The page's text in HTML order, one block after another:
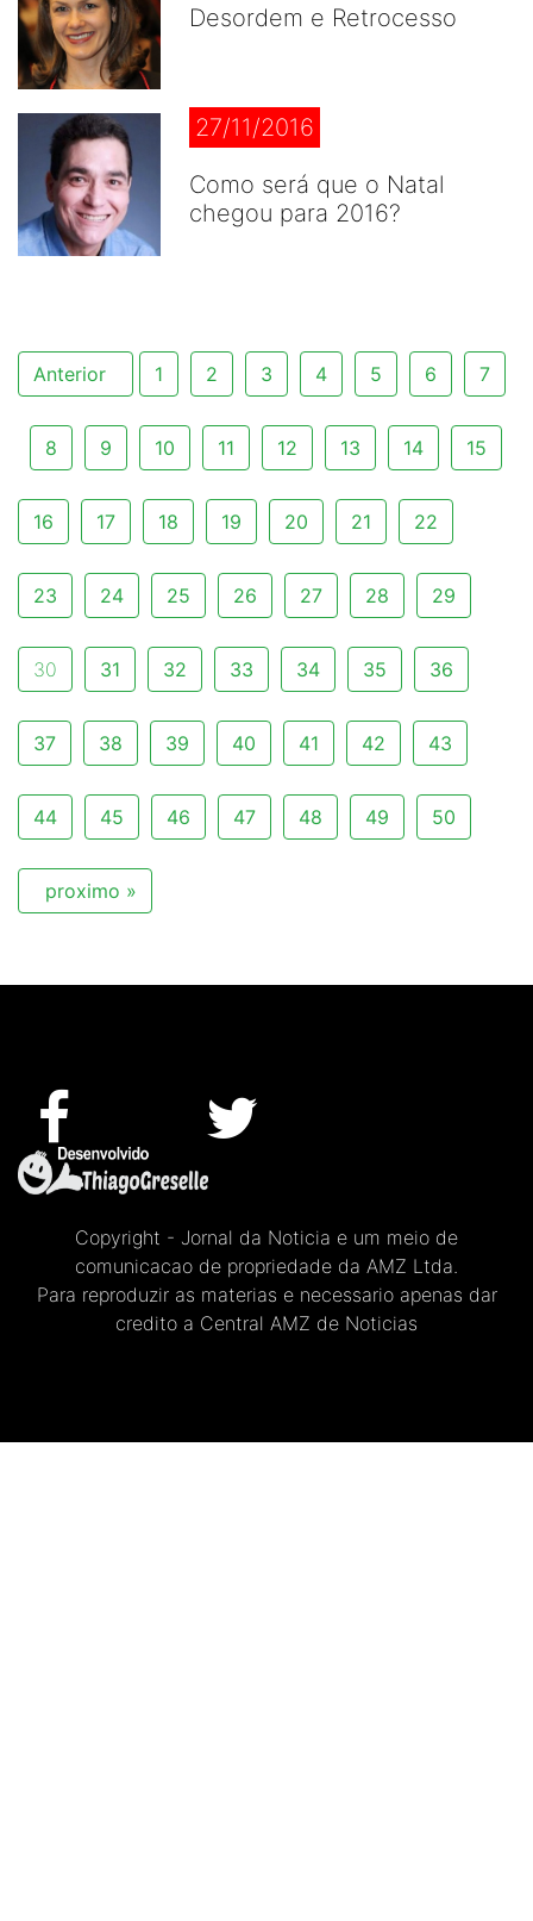
Desordem e Retrocesso
27/11/2016
Como será que o Natal
chegou para 2016?
Anterior 1 2 3 4 5 6 7
8 9 10 11 12 13 14 15
16 17 18 19 20 21 22
23 24 25 26 27 28 29
30 31 32 33 34 35 36
37 38 39 40 41 42 43
44 45 46 47 48 49 50
proximo »
Copyright - Jornal da Noticia e um meio de
comunicacao de propriedade da AMZ Ltda.
Para reproduzir as materias e necessario apenas dar
credito a Central AMZ de Noticias